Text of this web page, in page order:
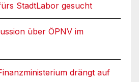
StadtLabor gesucht
über ÖPNV im
drängt auf